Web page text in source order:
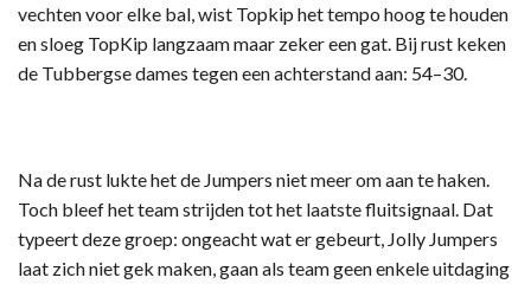
vechten voor elke bal, wist Topkip het tempo hoog te houden
en sloeg TopKip langzaam maar zeker een gat. Bij rust keken
de Tubbergse dames tegen een achterstand aan: 54–30.
Na de rust lukte het de Jumpers niet meer om aan te haken.
Toch bleef het team strijden tot het laatste fluitsignaal. Dat
typeert deze groep: ongeacht wat er gebeurt, Jolly Jumpers
laat zich niet gek maken, gaan als team geen enkele uitdaging